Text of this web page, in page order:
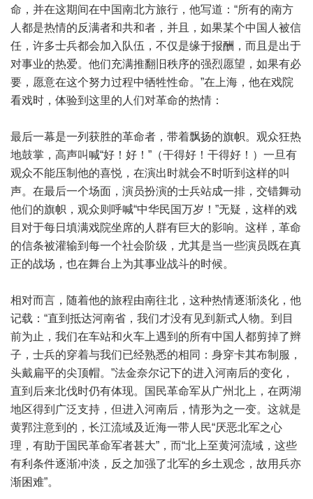
命，并在这期间在中国南北方旅行，他写道：“所有的南方
人都是热情的反满者和共和者，并且，如果某个中国人被信
任，许多士兵都会加入队伍，不仅是缘于报酬，而且是出于
对事业的热爱。他们充满推翻旧秩序的强烈愿望，如果有必
要，愿意在这个努力过程中牺牲性命。”在上海，他在戏院
看戏时，体验到这里的人们对革命的热情：
最后一幕是一列获胜的革命者，带着飘扬的旗帜。观众狂热
地鼓掌，高声叫喊“好！好！”（干得好！干得好！）一旦有
观众不能压制他的喜悦，在演出时就会不时听到这样的叫
声。在最后一个场面，演员扮演的士兵站成一排，交错舞动
他们的旗帜，观众则呼喊“中华民国万岁！”无疑，这样的戏
目对于每日填满戏院坐席的人群有巨大的影响。这样，革命
的信条被灌输到每一个社会阶级，尤其是当一些演员既在真
正的战场，也在舞台上为其事业战斗的时候。
相对而言，随着他的旅程由南往北，这种热情逐渐淡化，他
记载：“直到抵达河南省，我们才没有见到新式人物。到目
前为止，我们在车站和火车上遇到的所有中国人都剪掉了辫
子，士兵的穿着与我们已经熟悉的相同：身穿卡其布制服，
头戴扁平的尖顶帽。”法金奈尔记下的进入河南后的变化，
直到后来北伐时仍有体现。国民革命军从广州北上，在两湖
地区得到广泛支持，但进入河南后，情形为之一变。这就是
黄郛注意到的，长江流域及近海一带人民“厌恶北军之心
理，有助于国民革命军者甚大”，而“北上至黄河流域，这些
有利条件逐渐冲淡，反之加强了北军的乡土观念，故用兵亦
渐困难”。